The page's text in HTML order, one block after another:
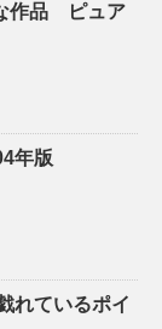
作品 ピュア
年版
れているポイ